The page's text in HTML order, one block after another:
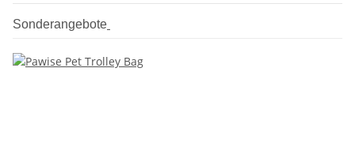
Sonderangebote